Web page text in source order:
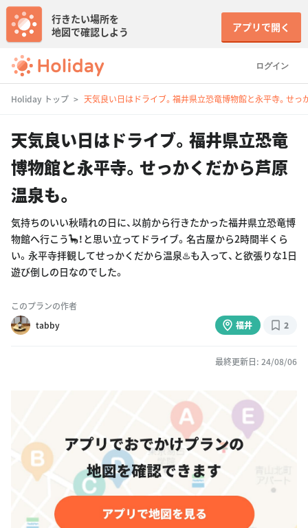
ログイン
行きたい場所を
地図で確認しよう
アプリで開く
Holiday トップ 天気良い日はドライブ。福井県立恐竜博物館と永平寺。せっ
天気良い日はドライブ。福井県立恐竜
博物館と永平寺。せっかくだから芦原
温泉も。
気持ちのいい秋晴れの日に、以前から行きたかった福井県立恐竜博
物館へ行こう🦕！と思い立ってドライブ。名古屋から2時間半くら
い。永平寺拝観してせっかくだから温泉♨️も入って、と欲張りな1日
遊び倒しの日なのでした。
このプランの作者
tabby
福井 2
最終更新日: 24/08/06